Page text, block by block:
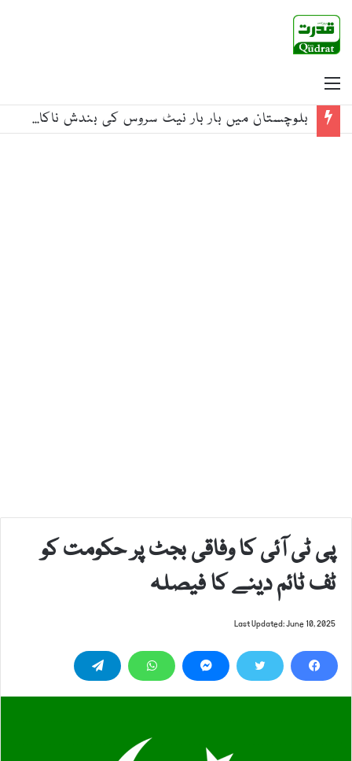
بلوچستان میں بار بار نیٹ سروس کی بندش ناکام حکومت کی عکاسی ہے، عوام کو اجتماعی سزا دینا قابل قبول نہیں: جے یو آئی
پی ٹی آئی کا وفاقی بجٹ پر حکومت کو
ٹف ٹائم دینے کا فیصلہ
Last Updated: June 10, 2025